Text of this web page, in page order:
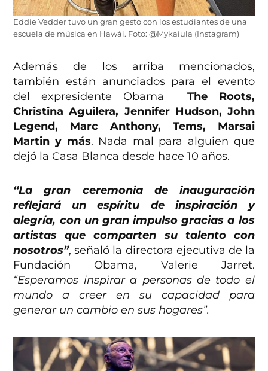
Eddie Vedder tuvo un gran gesto con los estudiantes de una
escuela de música en Hawái. Foto: @Mykaiula (Instagram)
Además de los arriba mencionados,
también están anunciados para el evento
del expresidente Obama The Roots,
Christina Aguilera, Jennifer Hudson, John
Legend, Marc Anthony, Tems, Marsai
Martin y más. Nada mal para alguien que
dejó la Casa Blanca desde hace 10 años.
“La gran ceremonia de inauguración
reflejará un espíritu de inspiración y
alegría, con un gran impulso gracias a los
artistas que comparten su talento con
nosotros”, señaló la directora ejecutiva de la
Fundación Obama, Valerie Jarret.
“Esperamos inspirar a personas de todo el
mundo a creer en su capacidad para
generar un cambio en sus hogares”.